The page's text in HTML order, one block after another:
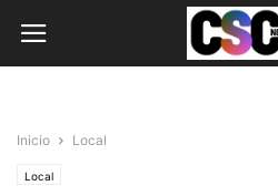
Inicio Local
Local